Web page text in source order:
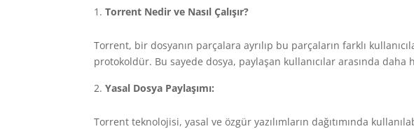
Torrent Nedir ve Nasıl Çalışır?
Torrent, bir dosyanın parçalara ayrılıp bu parçaların farklı
protokoldür. Bu sayede dosya, paylaşan kullanıcılar arasında
Yasal Dosya Paylaşımı:
Torrent teknolojisi, yasal ve özgür yazılımların dağıtımında